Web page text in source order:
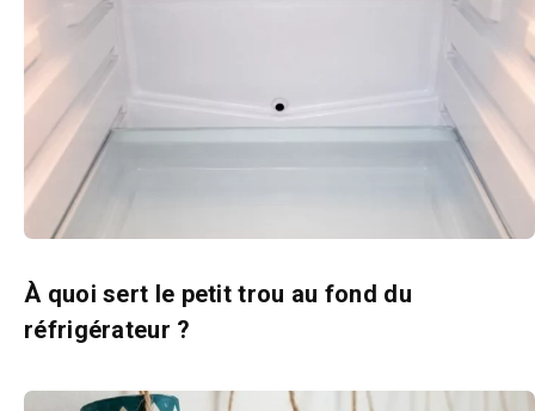
À quoi sert le petit trou au fond du
réfrigérateur ?